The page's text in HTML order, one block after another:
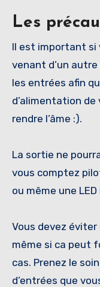
Les
Il est important si
venant d’un
les entrées afin
d’alimentation
rendre l’âme :).
La sortie ne
vous comptez
ou même une
Vous devez éviter
même si ca peut
cas. Prenez le
d’entrées que